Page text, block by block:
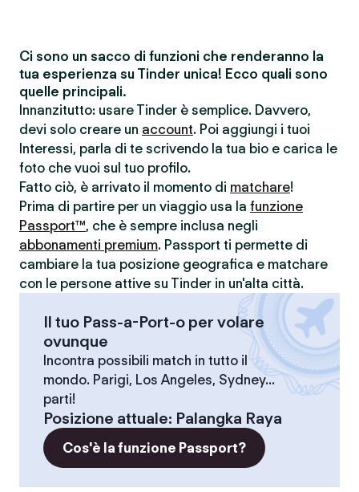
Ci sono un sacco di funzioni che renderanno la
tua esperienza su Tinder unica! Ecco quali sono
quelle principali.
Innanzitutto: usare Tinder è semplice. Davvero,
devi solo creare un account. Poi aggiungi i tuoi
Interessi, parla di te scrivendo la tua bio e carica le
foto che vuoi sul tuo profilo.
Fatto ciò, è arrivato il momento di matchare!
Prima di partire per un viaggio usa la funzione
Passport™, che è sempre inclusa negli
abbonamenti premium. Passport ti permette di
cambiare la tua posizione geografica e matchare
con le persone attive su Tinder in un'alta città.
Il tuo Pass-a-Port-o per volare
ovunque
Incontra possibili match in tutto il
mondo. Parigi, Los Angeles, Sydney...
parti!
Posizione attuale: Palangka Raya
Cos'è la funzione Passport?